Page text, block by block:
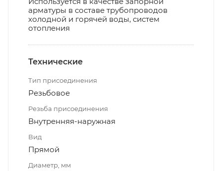
арматуры в составе трубопроводов
холодной и горячей воды, систем
отопления
Технические
Тип присоединения
Резьбовое
Резьба присоединения
Внутренняя-наружная
Вид
Прямой
Диаметр, мм